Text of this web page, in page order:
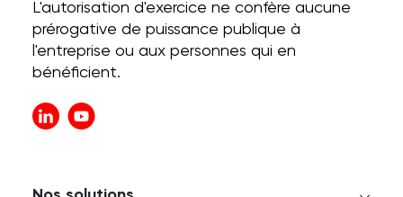
L'autorisation d'exercice ne confère aucune
prérogative de puissance publique à
l'entreprise ou aux personnes qui en
bénéficient.